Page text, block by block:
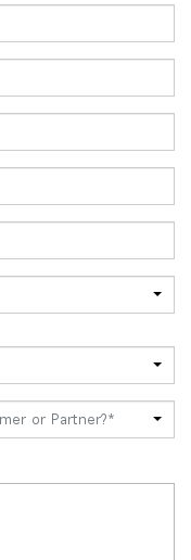
or Partner?*